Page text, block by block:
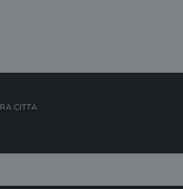
CITTÀ